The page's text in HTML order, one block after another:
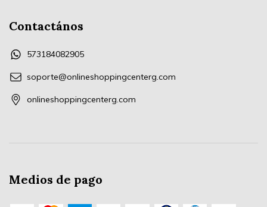
Contactános
573184082905
soporte@onlineshoppingcenterg.com
onlineshoppingcenterg.com
Medios de pago